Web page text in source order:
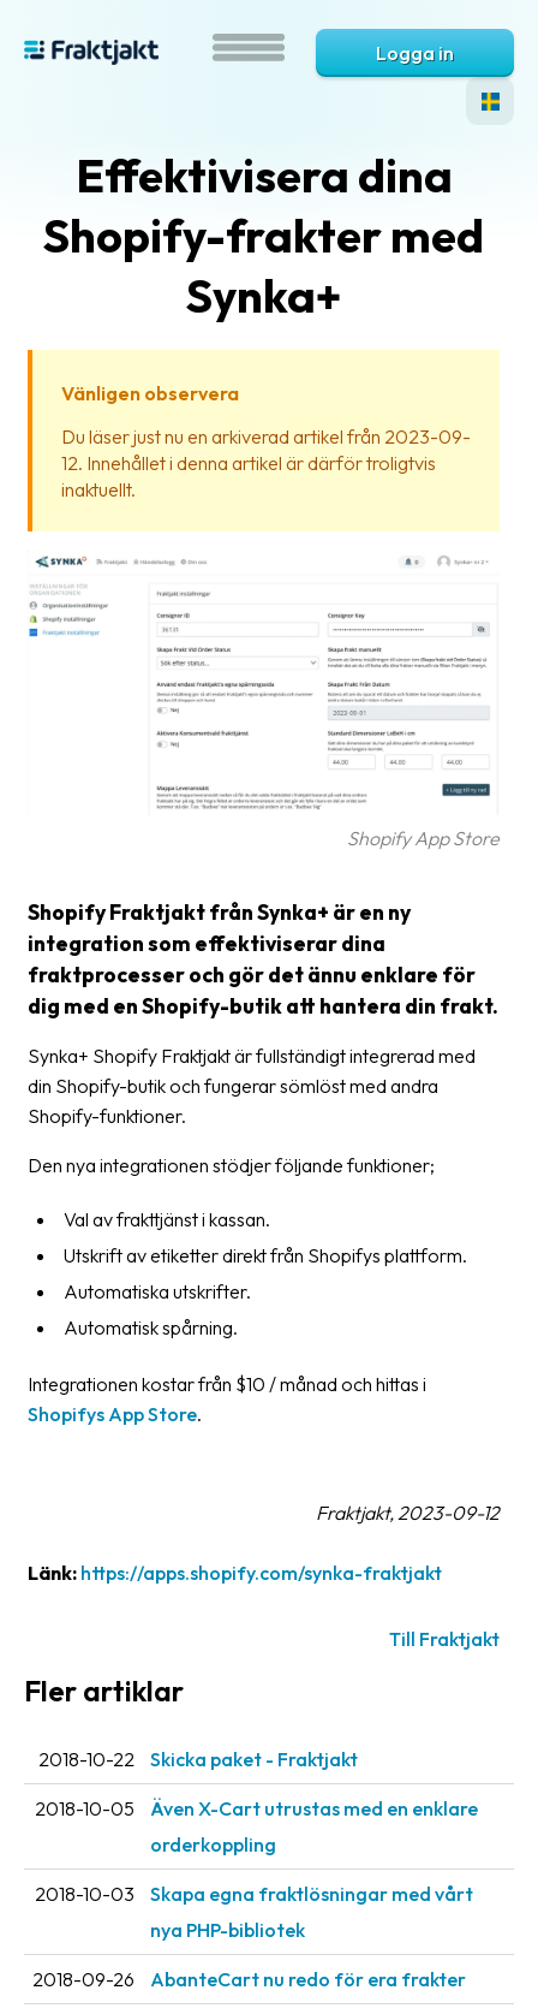
är
Hjälp?
frågor
svar
Paketering
Frakthandlingar
Skrivarinställningar
Leveransvillkor
Upphämtningar
Manualer
Nedladdningar
Streckkodsläsare
företaget
Om
Medarbetare
Nyhetsarkiv
Villkor
Allmänna
villkor
Förbjudet
och
innehåll
Logga in
Effektivisera dina
Shopify-frakter med
Synka+
Vänligen observera
Du läser just nu en arkiverad artikel från 2023-09-
12. Innehållet i denna artikel är därför troligtvis
inaktuellt.
Shopify App Store
Shopify Fraktjakt från Synka+ är en ny
integration som effektiviserar dina
fraktprocesser och gör det ännu enklare för
dig med en Shopify-butik att hantera din frakt.
Synka+ Shopify Fraktjakt är fullständigt integrerad med
din Shopify-butik och fungerar sömlöst med andra
Shopify-funktioner.
Den nya integrationen stödjer följande funktioner;
Val av frakttjänst i kassan.
Utskrift av etiketter direkt från Shopifys plattform.
Automatiska utskrifter.
Automatisk spårning.
Integrationen kostar från $10 / månad och hittas i
Shopifys App Store.
Fraktjakt, 2023-09-12
Länk: https://apps.shopify.com/synka-fraktjakt
Till Fraktjakt
Fler artiklar
2018-10-22 Skicka paket - Fraktjakt
2018-10-05
Även X-Cart utrustas med en enklare
orderkoppling
2018-10-03
Skapa egna fraktlösningar med vårt
nya PHP-bibliotek
2018-09-26 AbanteCart nu redo för era frakter